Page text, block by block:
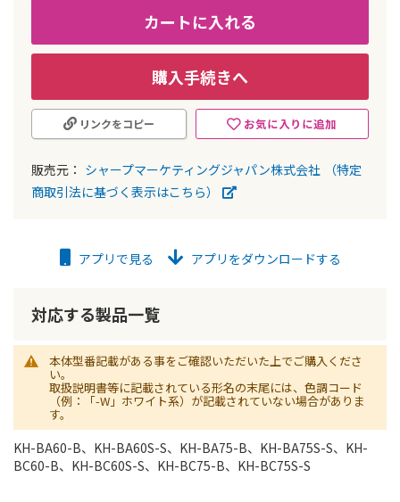
カートに入れる
購入手続きへ
お気に入りに追加
リンクをコピー
販売元： シャープマーケティングジャパン株式会社
（特定
商取引法に基づく表示はこちら）
アプリで見る アプリをダウンロードする
対応する製品一覧
本体型番記載がある事をご確認いただいた上でご購入くださ
い。
取扱説明書等に記載されている形名の末尾には、色調コード
（例：「-W」ホワイト系）が記載されていない場合がありま
す。
KH-BA60-B、KH-BA60S-S、KH-BA75-B、KH-BA75S-S、KH-
BC60-B、KH-BC60S-S、KH-BC75-B、KH-BC75S-S